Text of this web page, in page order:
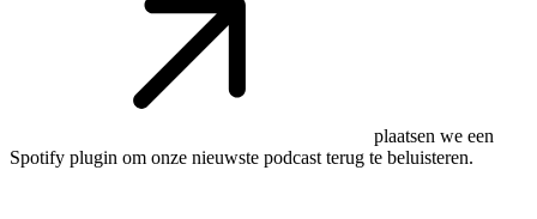
plaatsen we een
Spotify plugin om onze nieuwste podcast terug te beluisteren.